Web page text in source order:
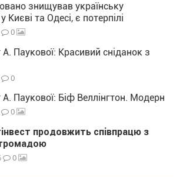
знищував українську
Києві та Одесі, є потерпілі
0
А. Паукової: Красивий сніданок з
0
А. Паукової: Біф Веллінгтон. Модерн
0
продовжить співпрацю з
0